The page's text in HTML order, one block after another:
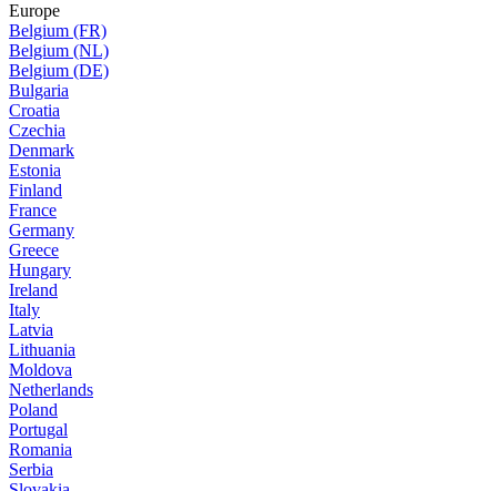
Europe
Belgium (FR)
Belgium (NL)
Belgium (DE)
Bulgaria
Croatia
Czechia
Denmark
Estonia
Finland
France
Germany
Greece
Hungary
Ireland
Italy
Latvia
Lithuania
Moldova
Netherlands
Poland
Portugal
Romania
Serbia